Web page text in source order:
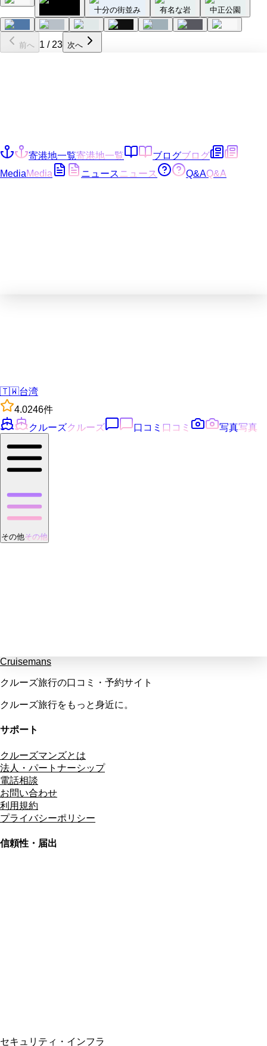
十分の街並み 有名な岩 中正公園
前へ 1 / 23 次へ
寄港地一覧寄港地一覧 ブログブログ
MediaMedia ニュース ニュース Q&AQ&A
🇹🇼台湾
4.0246件
クルーズクルーズ 口コミ 口コミ 写真写真
その他その他
Cruisemans
クルーズ旅行の口コミ・予約サイト
クルーズ旅行をもっと身近に。
サポート
クルーズマンズとは
法人・パートナーシップ
電話相談
お問い合わせ
利用規約
プライバシーポリシー
信頼性・届出
セキュリティ・インフラ